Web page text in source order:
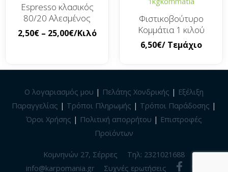
Espresso κλασικός
80/20 Αλεσμένος
2,50€ – 25,00€/Κιλό
Φιστικοβούτυρο
Κομμάτια 1 κιλού
6,50€/ Τεμάχιο
Ο λογαριασμός μου | Πελάτης Χονδρικής | Εξέλιξη
Παραγγελίας | Τρόποι Πληρωμής | Τρόποι Παράδοσης |
Όροι Χρήσης | Πολιτική απορρήτου | Επιστροφές
Προϊόντων
Κομνηνών 27, Σέρρες
Τηλ: 2321021688
info@karpomania.gr
Συχνές ερωτήσεις